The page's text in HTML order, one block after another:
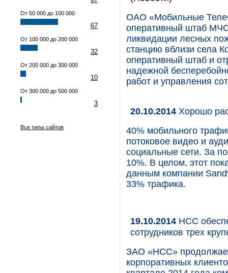
От 50 000 до 100 000
67
От 100 000 до 200 000
32
От 200 000 до 300 000
10
От 300 000 до 500 000
3
Все типы сайтов
ОАО «Мобильные
оперативный штаб МЧС
ликвидации лесных
станцию вблизи cела
оперативный штаб и
надежной
работ и управления
20.10.2014 Хорошо
40% мобильного
потоковое видео и
социальные сети. За
10%. В целом, этот
данным компании
33% трафика.
19.10.2014 НСС
сотрудников трех
ЗАО «НСС»
корпоративных